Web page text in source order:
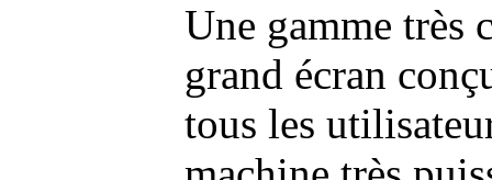
Une gamme très
grand écran
tous les